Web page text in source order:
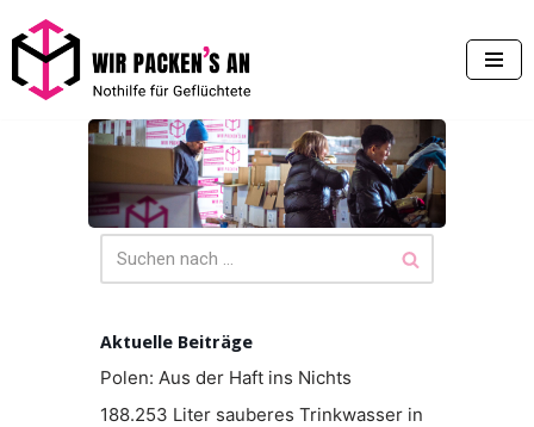
Zum
Inhalt
Aktuelle Beiträge
Polen: Aus der Haft ins Nichts
188.253 Liter sauberes Trinkwasser in